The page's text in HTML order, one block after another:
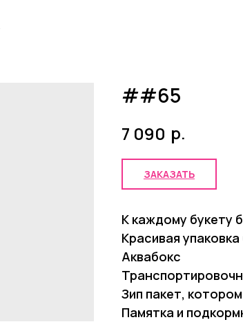
##65
7 090 р.
ЗАКАЗАТЬ
К каждому букету
Красивая
Аквабокс
Зип пакет,
Памятка и